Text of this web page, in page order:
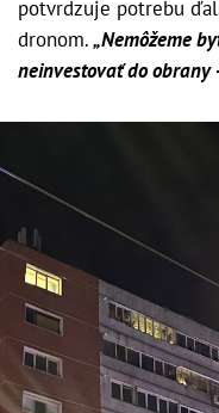
potvrdzuje potrebu
dronom.„Nemôžeme
neinvestovať do obrany